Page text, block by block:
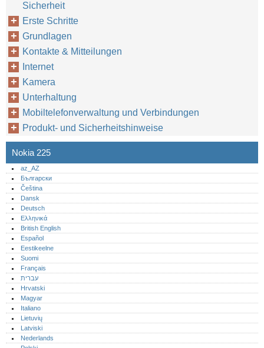
Sicherheit
Erste Schritte
Grundlagen
Kontakte & Mitteilungen
Internet
Kamera
Unterhaltung
Mobiltelefonverwaltung und Verbindungen
Produkt- und Sicherheitshinweise
Nokia 225
az_AZ
Български
Čeština
Dansk
Deutsch
Ελληνικά
British English
Español
Eestikeelne
Suomi
Français
עברית
Hrvatski
Magyar
Italiano
Lietuvių
Latviski
Nederlands